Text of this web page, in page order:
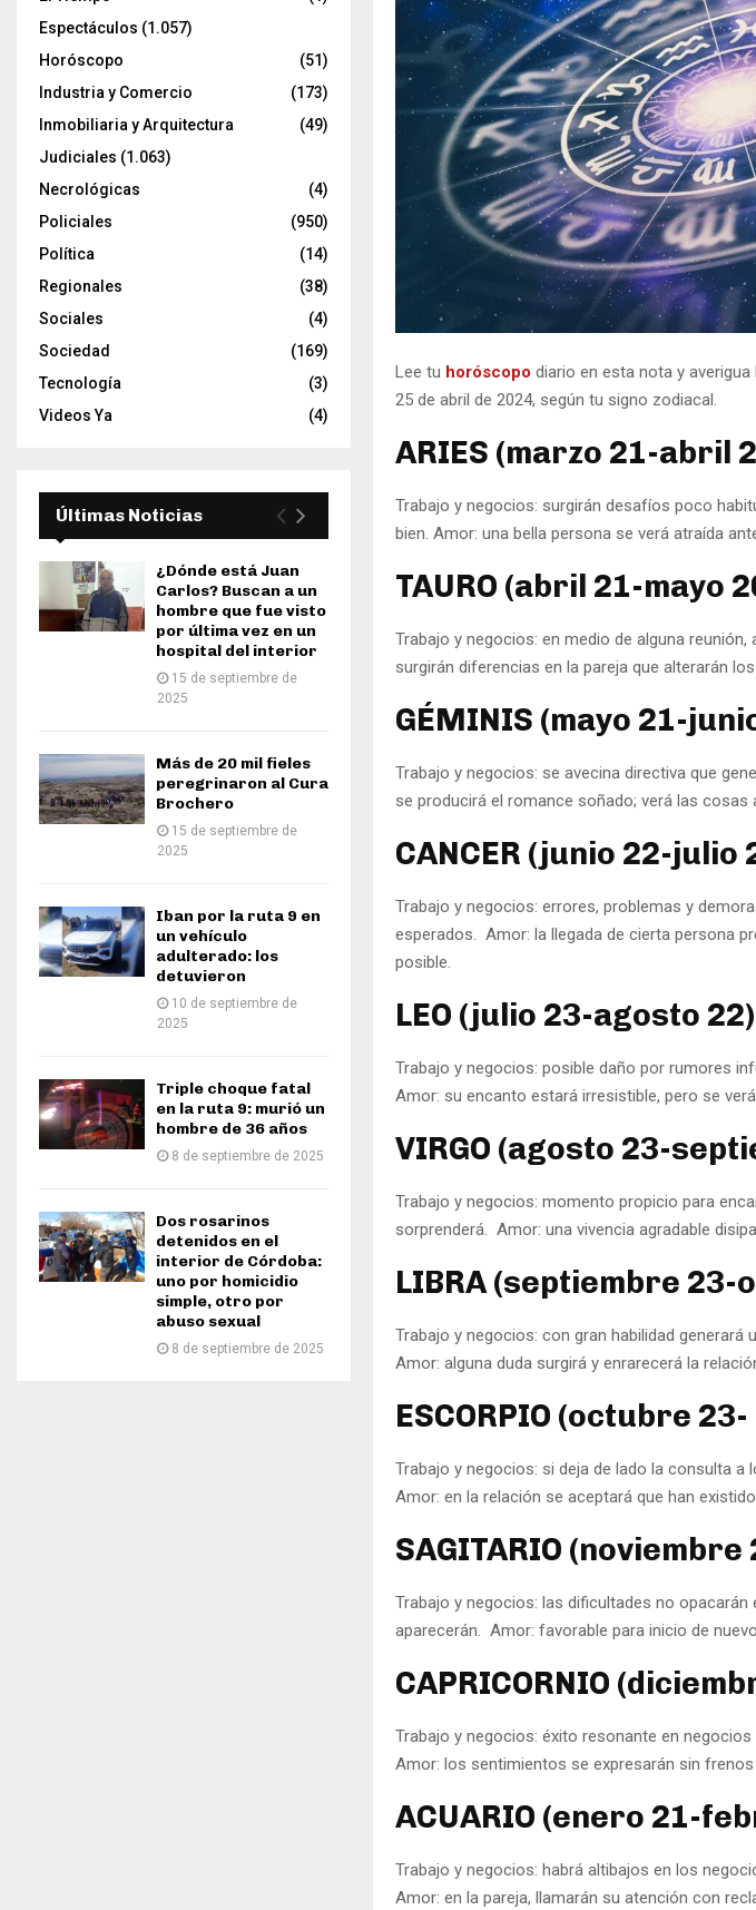
Lee tu horóscopo diario en esta nota y
25 de abril de 2024, según tu signo zodiacal.
ARIES (marzo 21-abril
Trabajo y negocios: surgirán desafíos poco
bien. Amor: una bella persona se verá atraída
TAURO (abril 21-mayo
Trabajo y negocios: en medio de alguna
surgirán diferencias en la pareja que alterarán
GÉMINIS (mayo 21-
Trabajo y negocios: se avecina directiva que
se producirá el romance soñado; verá las cosas
CANCER (junio 22-julio
Trabajo y negocios: errores, problemas y
esperados. Amor: la llegada de cierta persona
posible.
LEO (julio 23-agosto 22)
Trabajo y negocios: posible daño por rumores
Amor: su encanto estará irresistible, pero se
VIRGO (agosto 23-
Trabajo y negocios: momento propicio para
sorprenderá. Amor: una vivencia agradable
LIBRA (septiembre 23-
Trabajo y negocios: con gran habilidad
Amor: alguna duda surgirá y enrarecerá la
ESCORPIO (octubre
Trabajo y negocios: si deja de lado la consulta
Amor: en la relación se aceptará que han
SAGITARIO
Trabajo y negocios: las dificultades no opacarán
aparecerán. Amor: favorable para inicio de
CAPRICORNIO
Trabajo y negocios: éxito resonante en
Amor: los sentimientos se expresarán sin
ACUARIO (enero 21-
Trabajo y negocios: habrá altibajos en los
Amor: en la pareja, llamarán su atención con
Espectáculos (1.057)
Horóscopo
(51)
Industria y Comercio
(173)
Inmobiliaria y Arquitectura
(49)
Judiciales (1.063)
Necrológicas
(4)
Policiales
(950)
Política
(14)
Regionales
(38)
Sociales
(4)
Sociedad
(169)
Tecnología
(3)
Videos Ya
(4)
Últimas Noticias
¿Dónde está Juan
Carlos? Buscan a un
hombre que fue visto
por última vez en un
hospital del interior
15 de septiembre de
2025
Más de 20 mil fieles
peregrinaron al Cura
Brochero
15 de septiembre de
2025
Iban por la ruta 9 en
un vehículo
adulterado: los
detuvieron
10 de septiembre de
2025
Triple choque fatal
en la ruta 9: murió un
hombre de 36 años
8 de septiembre de 2025
Dos rosarinos
detenidos en el
interior de Córdoba:
uno por homicidio
simple, otro por
abuso sexual
8 de septiembre de 2025